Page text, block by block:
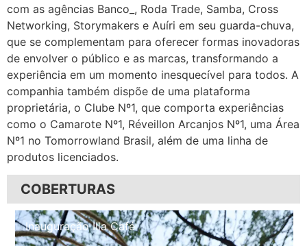
com as agências Banco_, Roda Trade, Samba, Cross
Networking, Storymakers e Auíri em seu guarda-chuva,
que se complementam para oferecer formas inovadoras
de envolver o público e as marcas, transformando a
experiência em um momento inesquecível para todos. A
companhia também dispõe de uma plataforma
proprietária, o Clube Nº1, que comporta experiências
como o Camarote Nº1, Réveillon Arcanjos Nº1, uma Área
Nº1 no Tomorrowland Brasil, além de uma linha de
produtos licenciados.
COBERTURAS
Inauguração Illa Café